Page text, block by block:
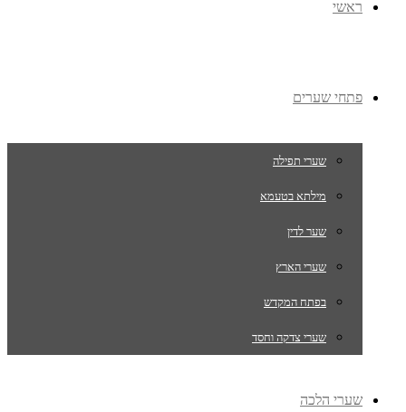
ראשי
פתחי שערים
שערי תפילה
מילתא בטעמא
שער לדין
שערי הארץ
בפתח המקדש
שערי צדקה וחסד
שערי הלכה